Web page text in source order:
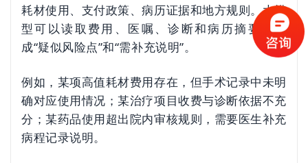
耗材使用、支付政策、病历证据和地方规则。大模
型可以读取费用、医嘱、诊断和病历摘要，生
成“疑似风险点”和“需补充说明”。
例如，某项高值耗材费用存在，但手术记录中未明
确对应使用情况；某治疗项目收费与诊断依据不充
分；某药品使用超出院内审核规则，需要医生补充
病程记录说明。